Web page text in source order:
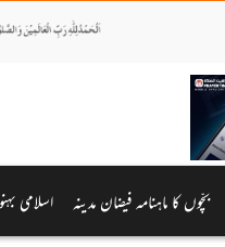
بچّوں کا ماہنامہ فیضان مدینہ اسلامی